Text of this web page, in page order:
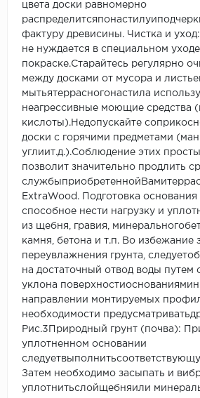
цвета доски равномерно
фактуру древисины. Чистка и
не нуждается в специальном
покраске.Старайтесь регулярно
между досками от мусора и
мытьятеррасногонастила
неагрессивные моющие средства
кислоты).Недопускайте
доски с горячими предметами
углиит.д.).Соблюдение этих
позволит значительно продлить
ExtraWood. Подготовка
способное нести нагрузку и
из щебня, гравия,
камня, бетона и т.п. Во избежание
переувлажнения грунта,
на достаточный отвод воды путем
уклона поверхностиоснованиямин.
направлении монтируемых
необходимости
Рис.3Природный грунт (почва):
уплотненном основании
Затем необходимо засыпать и
уплотнитьслойщебняили